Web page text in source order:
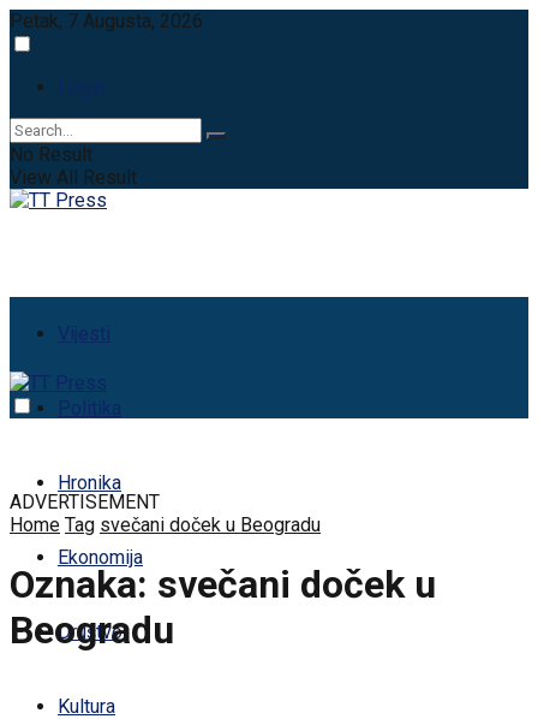
Petak, 7 Augusta, 2026
Login
No Result
View All Result
Vijesti
Politika
Hronika
Ekonomija
Društvo
Kultura
ADVERTISEMENT
Home Tag svečani doček u Beogradu
Oznaka: svečani doček u
Beogradu